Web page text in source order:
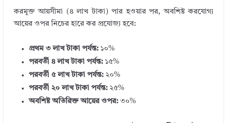
করমুক্ত আয়সীমা (৪ লাখ টাকা) পার হওয়ার পর, অবশিষ্ট করযোগ্য
আয়ের ওপর নিচের হারে কর প্রযোজ্য হবে:
প্রথম ৩ লাখ টাকা পর্যন্ত:১০%
পরবর্তী ৪ লাখ টাকা পর্যন্ত:১৫%
পরবর্তী ৫ লাখ টাকা পর্যন্ত:২০%
পরবর্তী ২০ লাখ টাকা পর্যন্ত:২৫%
অবশিষ্ট অতিরিক্ত আয়ের ওপর:৩০%